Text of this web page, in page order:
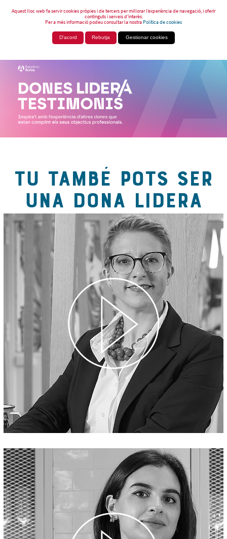
Aquest lloc web fa servir cookies pròpies i de tercers per millorar l’experiència de navegació, i oferir
continguts i serveis d’interès.
Per a més informació podeu consultar la nostraPolítica de cookies
D'acord Rebutja Gestionar cookies
TU TAMBÉ POTS SER
UNA DONA LIDERA